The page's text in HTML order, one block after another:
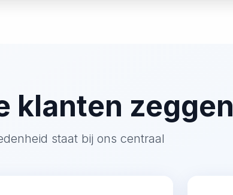
klanten zeggen
staat bij ons centraal